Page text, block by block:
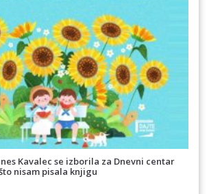
Kavalec se izborila za Dnevni centar
nisam pisala knjigu